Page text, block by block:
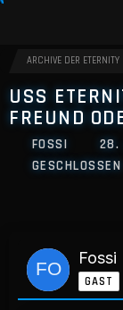
ARCHIVE DER ETERNITY
USS
FREUND
FOSSI
28.
GESCHLOSSEN
Fossi
GAST